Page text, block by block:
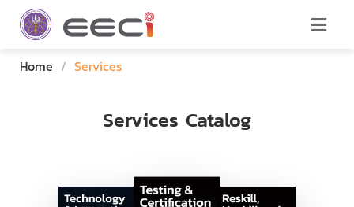
Home / Services
Services Catalog